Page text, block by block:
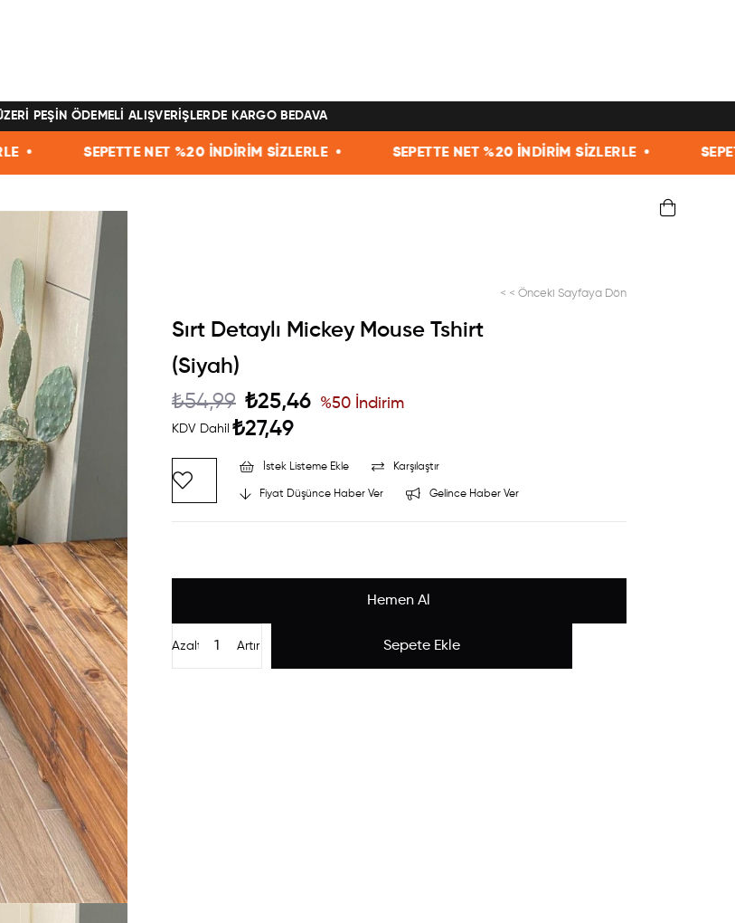
PEŞİN ÖDEMELİ ALIŞVERİŞLERDE KARGO BEDAVA
NET %20 İNDİRİM SİZLERLE • SEPETTE NET %20 İNDİRİM SİZLERLE • SEPETTE NET %20
< < Önceki Sayfaya Dön
Sırt Detaylı Mickey Mouse Tshirt
(Siyah)
₺54,99 ₺25,46
KDV Dahil ₺27,49
%50İndirim
İstek Listeme Ekle Karşılaştır
Fiyat Düşünce Haber Ver Gelince Haber Ver
Artır
Azalt